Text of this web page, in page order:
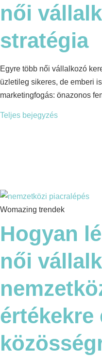
női
stratégia
Egyre több női vállalkozó
üzletileg sikeres, de emberi
marketingfogás: önazonos
Teljes bejegyzés
Womazing trendek
Hogyan
női
értékekre